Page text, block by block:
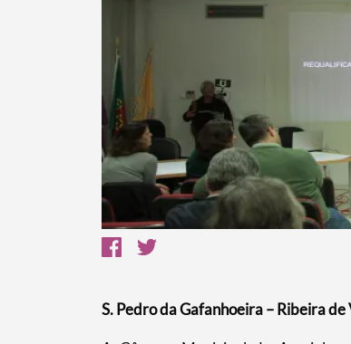
​S. Pedro da Gafanhoeira – Ribeira